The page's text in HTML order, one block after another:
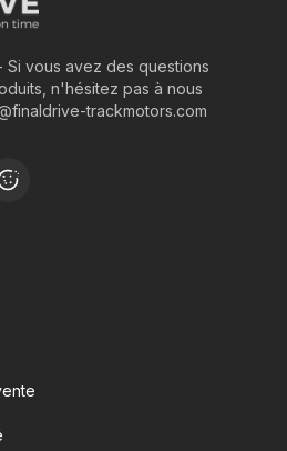
Si vous avez des questions
n'hésitez pas à nous
trackmotors.com